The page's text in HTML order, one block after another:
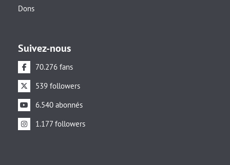
Dons
Suivez-nous
70.276 fans
539 followers
6.540 abonnés
1.177 followers